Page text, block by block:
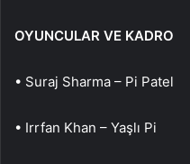
OYUNCULAR VE KADRO
• Suraj Sharma – Pi Patel
• Irrfan Khan – Yaşlı Pi